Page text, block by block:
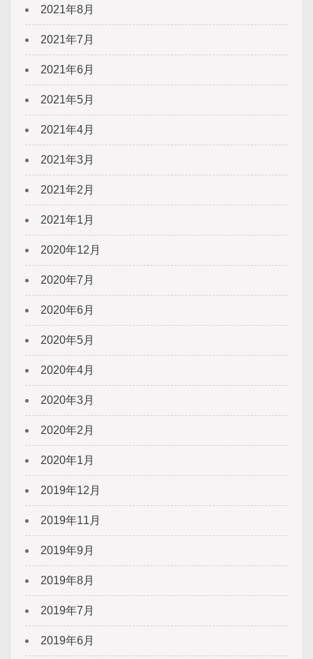
2021年8月
2021年7月
2021年6月
2021年5月
2021年4月
2021年3月
2021年2月
2021年1月
2020年12月
2020年7月
2020年6月
2020年5月
2020年4月
2020年3月
2020年2月
2020年1月
2019年12月
2019年11月
2019年9月
2019年8月
2019年7月
2019年6月